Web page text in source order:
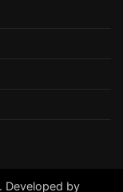
. Developed by